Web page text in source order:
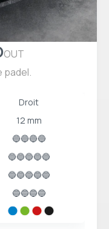
OUT
padel.
Droit
12 mm
🔵🔵🔵🔵
🔵🔵🔵🔵🔵
🔵🔵🔵🔵🔵
🔵🔵🔵🔵